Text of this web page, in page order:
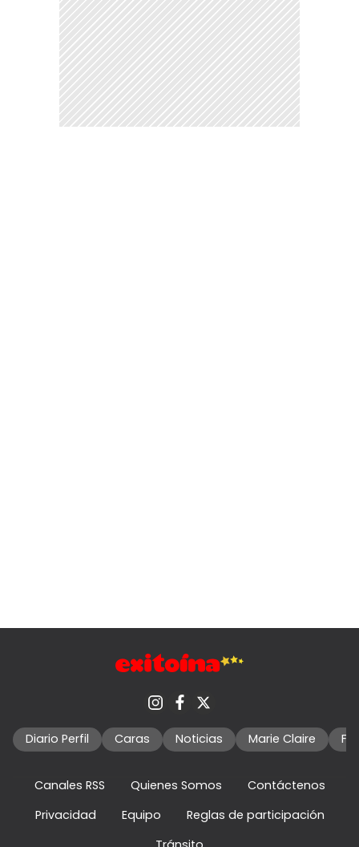
Diario Perfil Caras Noticias Marie Claire
Canales RSS Quienes Somos
Contáctenos
Privacidad
Equipo
Reglas de participación